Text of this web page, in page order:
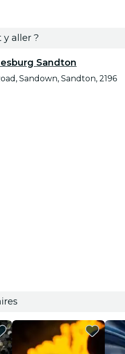
aller ?
Sandton
Sandown, Sandton, 2196